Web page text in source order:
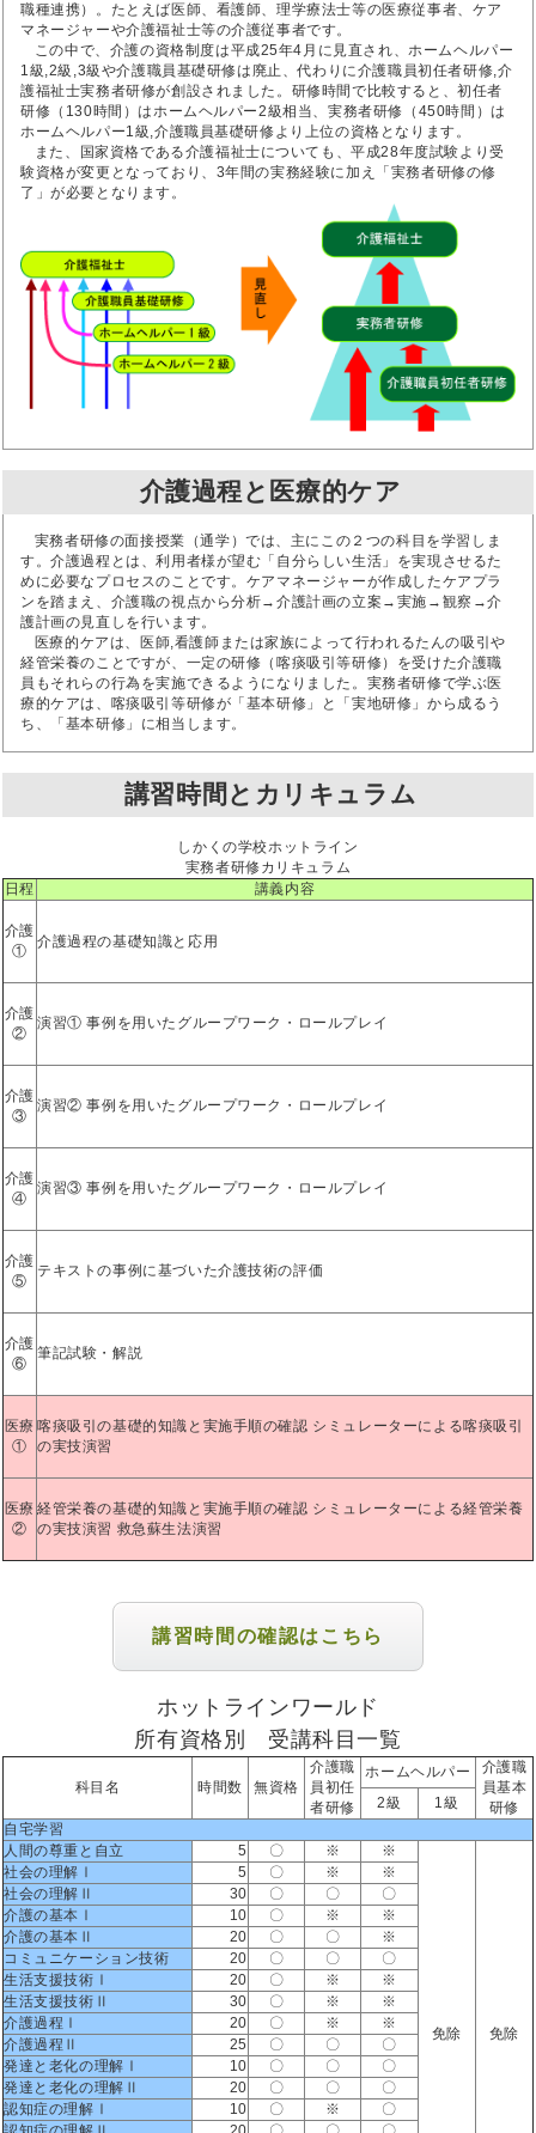
職種連携）。たとえば医師、看護師、理学療法士等の医療従事者、ケア
マネージャーや介護福祉士等の介護従事者です。
この中で、介護の資格制度は平成25年4月に見直され、ホームヘルパー
1級,2級,3級や介護職員基礎研修は廃止、代わりに介護職員初任者研修,介
護福祉士実務者研修が創設されました。研修時間で比較すると、初任者
研修（130時間）はホームヘルパー2級相当、実務者研修（450時間）は
ホームヘルパー1級,介護職員基礎研修より上位の資格となります。
また、国家資格である介護福祉士についても、平成28年度試験より受
験資格が変更となっており、3年間の実務経験に加え「実務者研修の修
了」が必要となります。
介護過程と医療的ケア
実務者研修の面接授業（通学）では、主にこの２つの科目を学習しま
す。介護過程とは、利用者様が望む「自分らしい生活」を実現させるた
めに必要なプロセスのことです。ケアマネージャーが作成したケアプラ
ンを踏まえ、介護職の視点から分析→介護計画の立案→実施→観察→介
護計画の見直しを行います。
医療的ケアは、医師,看護師または家族によって行われるたんの吸引や
経管栄養のことですが、一定の研修（喀痰吸引等研修）を受けた介護職
員もそれらの行為を実施できるようになりました。実務者研修で学ぶ医
療的ケアは、喀痰吸引等研修が「基本研修」と「実地研修」から成るう
ち、「基本研修」に相当します。
講習時間とカリキュラム
しかくの学校ホットライン
実務者研修カリキュラム
日程
講義内容
介護
①
介護過程の基礎知識と応用
介護
②
演習① 事例を用いたグループワーク・ロールプレイ
介護
③
演習② 事例を用いたグループワーク・ロールプレイ
介護
④
演習③ 事例を用いたグループワーク・ロールプレイ
介護
⑤
テキストの事例に基づいた介護技術の評価
介護
⑥
筆記試験・解説
医療
①
喀痰吸引の基礎的知識と実施手順の確認 シミュレーターによる喀痰吸引
の実技演習
医療
②
経管栄養の基礎的知識と実施手順の確認 シミュレーターによる経管栄養
の実技演習 救急蘇生法演習
講習時間の確認はこちら
ホットラインワールド
所有資格別 受講科目一覧
科目名 時間数 無資格
介護職
員初任
者研修
ホームヘルパー
介護職
員基本
研修
2級
1級
自宅学習
人間の尊重と自立
5 〇 ※ ※
免除 免除
社会の理解Ⅰ 5 〇 ※
※
社会の理解Ⅱ
30 〇 〇
〇
介護の基本Ⅰ
10 〇 ※
※
介護の基本Ⅱ
20 〇 〇
※
コミュニケーション技術
20 〇 〇
〇
生活支援技術Ⅰ
20 〇 ※
※
生活支援技術Ⅱ
30 〇 ※
※
介護過程Ⅰ
20 〇 ※
※
介護過程Ⅱ
25 〇 〇
〇
発達と老化の理解Ⅰ
10 〇 〇
〇
発達と老化の理解Ⅱ
20 〇 〇
〇
認知症の理解Ⅰ
10 〇 ※
〇